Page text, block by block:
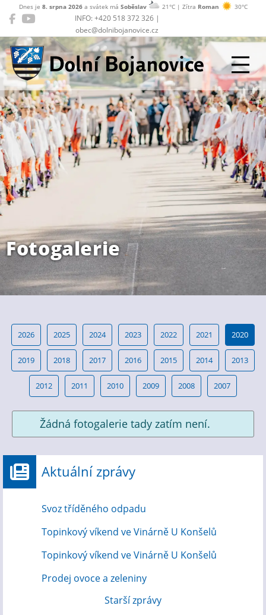
INFO: +420 518 372 326 |
obec@dolnibojanovice.cz
Dnes je 8. srpna 2026a svátek má Soběslav 21°C | Zítra Roman 30°C
Dolní Bojanovice
Fotogalerie
2026 2025 2024 2023 2022 2021 2020
2019 2018 2017 2016 2015 2014 2013
2012 2011 2010 2009 2008 2007
Žádná fotogalerie tady zatím není.
Aktuální zprávy
Svoz tříděného odpadu
Topinkový víkend ve Vinárně U Konšelů
Topinkový víkend ve Vinárně U Konšelů
Prodej ovoce a zeleniny
Starší zprávy